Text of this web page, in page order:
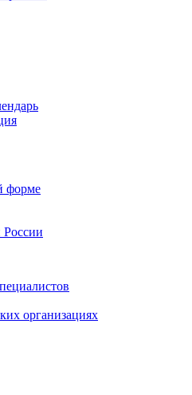
форме
России
организациях